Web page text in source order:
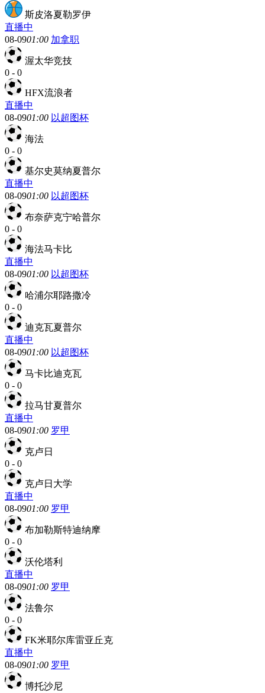
斯皮洛夏勒罗伊
直播中
08-0901:00 加拿职
渥太华竞技
0 - 0
HFX流浪者
直播中
08-0901:00 以超图杯
海法
0 - 0
基尔史莫纳夏普尔
直播中
08-0901:00 以超图杯
布奈萨克宁哈普尔
0 - 0
海法马卡比
直播中
08-0901:00 以超图杯
哈浦尔耶路撒冷
0 - 0
迪克瓦夏普尔
直播中
08-0901:00 以超图杯
马卡比迪克瓦
0 - 0
拉马甘夏普尔
直播中
08-0901:00 罗甲
克卢日
0 - 0
克卢日大学
直播中
08-0901:00 罗甲
布加勒斯特迪纳摩
0 - 0
沃伦塔利
直播中
08-0901:00 罗甲
法鲁尔
0 - 0
FK米耶尔库雷亚丘克
直播中
08-0901:00 罗甲
博托沙尼